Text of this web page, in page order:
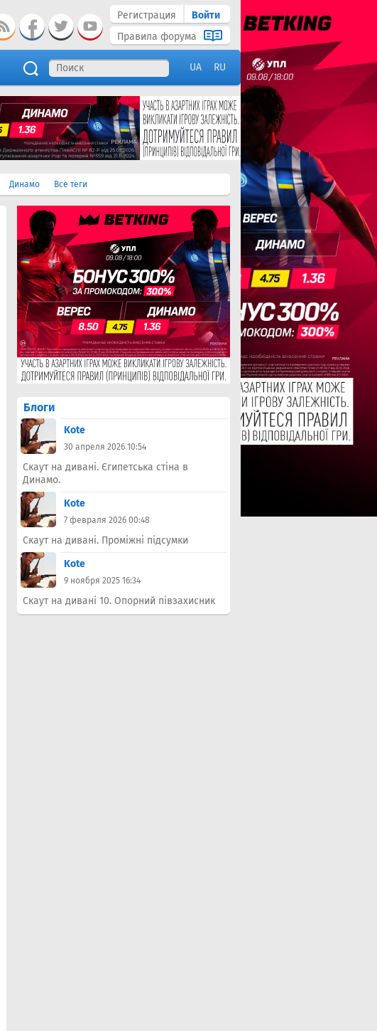
Регистрация
Войти
Правила форума
UA RU
Динамо Все теги
Блоги
Kote
30 апреля 2026 10:54
Скаут на дивані. Єгипетська стіна в
Динамо.
Kote
7 февраля 2026 00:48
Скаут на дивані. Проміжні підсумки
Kote
9 ноября 2025 16:34
Скаут на дивані 10. Опорний півзахисник